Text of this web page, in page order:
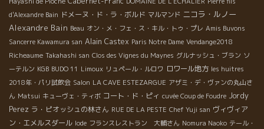
d'Alexandre Bain ドメーヌ・ド・ラ・ボルド マルマンド ニコラ・ルノー
Alexandre Bain Beau オン・メ・フェ・ス・キル・トゥ・プレ Amis Buvons
Sancerre Kawamura san Alain Castex Paris Notre Dame Vendange2018
Richeaume Takahashi san Clos des Vignes du Maynes グルナッシュ・ブラン ソ
ーテルン KGB BUDO 11 Limoux リュペール・ルロワ ロワール地方 les huitres
2018年・パリ試飲会 Salon LA CAVE ESTEZARGUE アザミ・デ・ヴァンの丸山さ
ん Matsui キューヴェ・ティボ コート・ド・ピィ cuvée Coup de Foudre Jordy
Perez ラ・ピオッシュの林さん RUE DE LA PESTE Chef Yuji san ヴィヴィア
ン・エメルスダール Iode フランスレストラン 大輔さん Nomura Naoko テール・